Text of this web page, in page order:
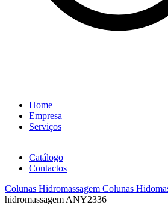
Home
Empresa
Serviços
Catálogo
Contactos
Colunas Hidromassagem Colunas
hidromassagem ANY2336